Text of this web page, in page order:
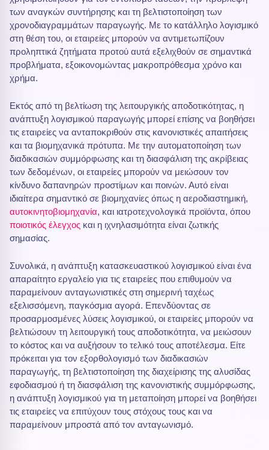
των αναγκών συντήρησης και τη βελτιστοποίηση των
χρονοδιαγραμμάτων παραγωγής. Με το κατάλληλο λογισμικό
στη θέση του, οι εταιρείες μπορούν να αντιμετωπίζουν
προληπτικά ζητήματα προτού αυτά εξελιχθούν σε σημαντικά
προβλήματα, εξοικονομώντας μακροπρόθεσμα χρόνο και
χρήμα.
Εκτός από τη βελτίωση της λειτουργικής αποδοτικότητας, η
ανάπτυξη λογισμικού παραγωγής μπορεί επίσης να βοηθήσει
τις εταιρείες να ανταποκριθούν στις κανονιστικές απαιτήσεις
και τα βιομηχανικά πρότυπα. Με την αυτοματοποίηση των
διαδικασιών συμμόρφωσης και τη διασφάλιση της ακρίβειας
των δεδομένων, οι εταιρείες μπορούν να μειώσουν τον
κίνδυνο δαπανηρών προστίμων και ποινών. Αυτό είναι
ιδιαίτερα σημαντικό σε βιομηχανίες όπως η αεροδιαστημική,
αυτοκινητοβιομηχανία, και ιατροτεχνολογικά προϊόντα, όπου
ποιοτικός έλεγχος και η ιχνηλασιμότητα είναι ζωτικής
σημασίας.
Συνολικά, η ανάπτυξη κατασκευαστικού λογισμικού είναι ένα
απαραίτητο εργαλείο για τις εταιρείες που επιθυμούν να
παραμείνουν ανταγωνιστικές στη σημερινή ταχέως
εξελισσόμενη, παγκόσμια αγορά. Επενδύοντας σε
προσαρμοσμένες λύσεις λογισμικού, οι εταιρείες μπορούν να
βελτιώσουν τη λειτουργική τους αποδοτικότητα, να μειώσουν
το κόστος και να αυξήσουν το τελικό τους αποτέλεσμα. Είτε
πρόκειται για τον εξορθολογισμό των διαδικασιών
παραγωγής, τη βελτιστοποίηση της διαχείρισης της αλυσίδας
εφοδιασμού ή τη διασφάλιση της κανονιστικής συμμόρφωσης,
η ανάπτυξη λογισμικού για τη μεταποίηση μπορεί να βοηθήσει
τις εταιρείες να επιτύχουν τους στόχους τους και να
παραμείνουν μπροστά από τον ανταγωνισμό.